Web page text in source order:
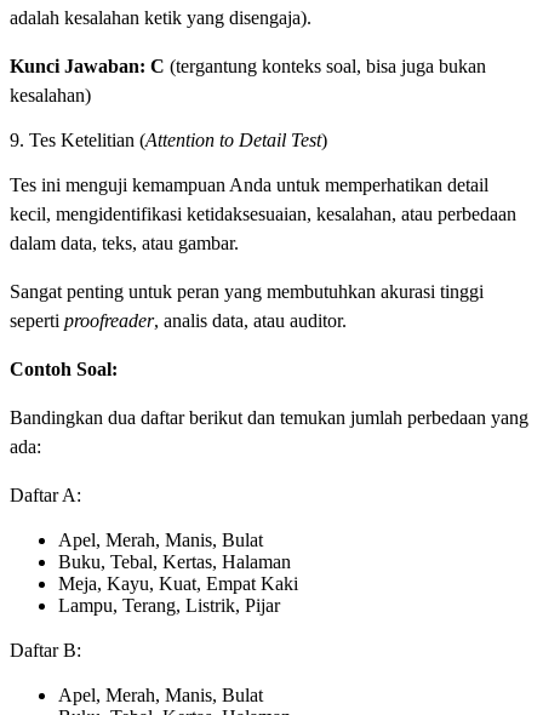
adalah kesalahan ketik yang disengaja).
Kunci Jawaban: C (tergantung konteks soal, bisa juga bukan
kesalahan)
9. Tes Ketelitian (Attention to Detail Test)
Tes ini menguji kemampuan Anda untuk memperhatikan detail
kecil, mengidentifikasi ketidaksesuaian, kesalahan, atau perbedaan
dalam data, teks, atau gambar.
Sangat penting untuk peran yang membutuhkan akurasi tinggi
seperti proofreader, analis data, atau auditor.
Contoh Soal:
Bandingkan dua daftar berikut dan temukan jumlah perbedaan yang
ada:
Daftar A:
Apel, Merah, Manis, Bulat
Buku, Tebal, Kertas, Halaman
Meja, Kayu, Kuat, Empat Kaki
Lampu, Terang, Listrik, Pijar
Daftar B:
Apel, Merah, Manis, Bulat